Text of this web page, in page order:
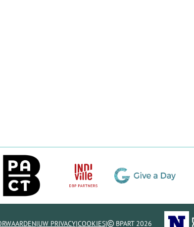
|UW PRIVACY|COOKIES| BPART 2026